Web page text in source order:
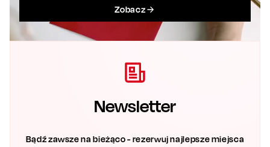
Zobacz
Newsletter
Bądź zawsze na bieżąco - rezerwuj najlepsze miejsca